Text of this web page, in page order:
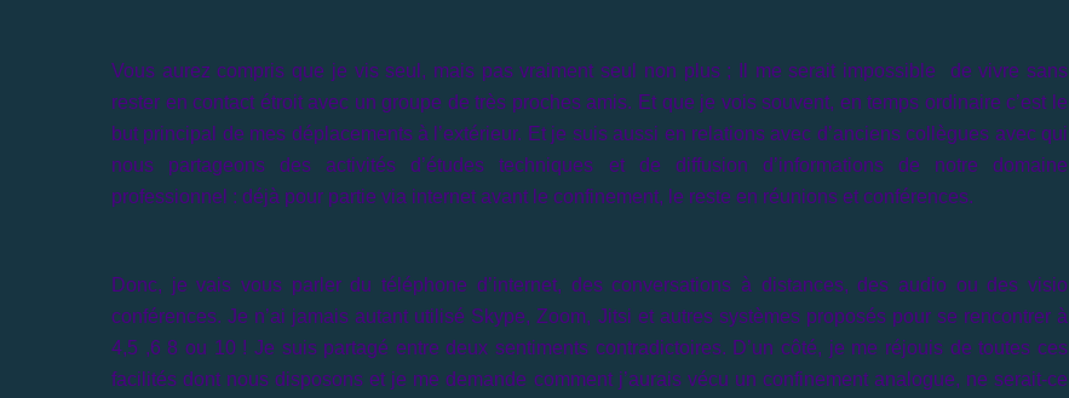
Vous aurez compris que je vis seul, mais pas vraiment seul non plus ; Il me serait impossible de vivre sans
rester en contact étroit avec un groupe de très proches amis. Et que je vois souvent, en temps ordinaire c’est le
but principal de mes déplacements à l’extérieur. Et je suis aussi en relations avec d’anciens collègues avec qui
nous partageons des activités d’études techniques et de diffusion d’informations de notre domaine
professionnel : déjà pour partie via internet avant le confinement, le reste en réunions et conférences.
Donc, je vais vous parler du téléphone d’internet, des conversations à distances, des audio ou des visio
conférences. Je n’ai jamais autant utilisé Skype, Zoom, Jitsi et autres systèmes proposés pour se rencontrer à
4,5 ,6 8 ou 10 ! Je suis partagé entre deux sentiments contradictoires. D’un côté, je me réjouis de toutes ces
facilités dont nous disposons et je me demande comment j’aurais vécu un confinement analogue, ne serait-ce